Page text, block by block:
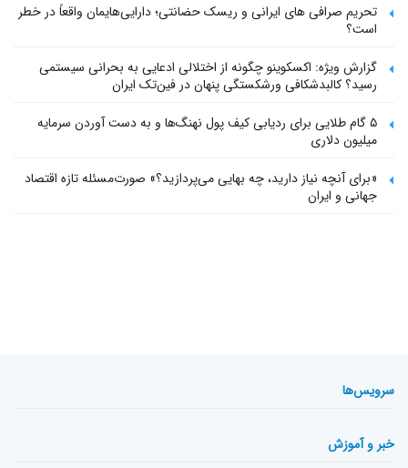
تحریم صرافی های ایرانی و ریسک حضانتی؛ دارایی‌هایمان واقعاً در خطر
است؟
گزارش ویژه: اکسکوینو چگونه از اختلالی ادعایی به بحرانی سیستمی
رسید؟ کالبدشکافی ورشکستگی پنهان در فین‌تک ایران
۵ گام طلایی برای ردیابی کیف پول‌ نهنگ‌ها و به دست آوردن سرمایه
میلیون دلاری
«برای آنچه نیاز دارید، چه بهایی می‌پردازید؟» صورت‌مسئله تازه اقتصاد
جهانی و ایران
سرویس‌ها
خبر و آموزش